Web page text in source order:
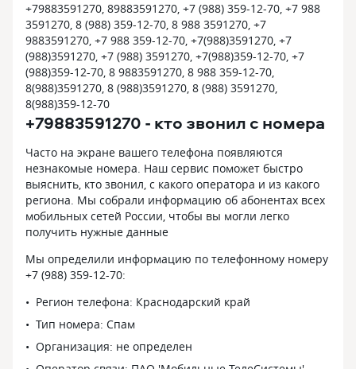
+79883591270, 89883591270, +7 (988) 359-12-70, +7 988
3591270, 8 (988) 359-12-70, 8 988 3591270, +7
9883591270, +7 988 359-12-70, +7(988)3591270, +7
(988)3591270, +7 (988) 3591270, +7(988)359-12-70, +7
(988)359-12-70, 8 9883591270, 8 988 359-12-70,
8(988)3591270, 8 (988)3591270, 8 (988) 3591270,
8(988)359-12-70
+79883591270 - кто звонил с номера
Часто на экране вашего телефона появляются
незнакомые номера. Наш сервис поможет быстро
выяснить, кто звонил, с какого оператора и из какого
региона. Мы собрали информацию об абонентах всех
мобильных сетей России, чтобы вы могли легко
получить нужные данные
Мы определили информацию по телефонному номеру
+7 (988) 359-12-70:
Регион телефона: Краснодарский край
Тип номера: Спам
Организация: не определен